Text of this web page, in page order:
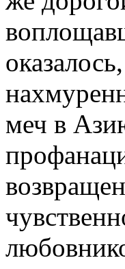
меч в